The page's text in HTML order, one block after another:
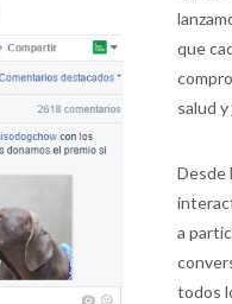
que
salud
Desde
a
todos